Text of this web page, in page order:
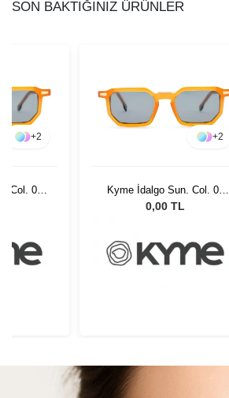
SON BAKTIĞINIZ ÜRÜNLER
+2
Col. 05
+2
Kyme İdalgo Sun. Col. 05
Unisex Güneş Gözlüğü
0,00 TL